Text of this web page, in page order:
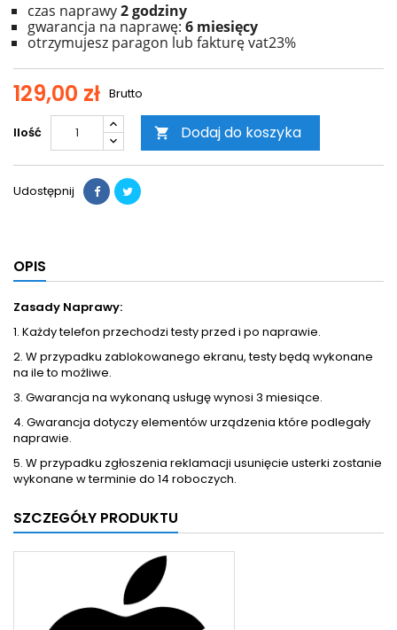
czas naprawy2godziny
gwarancja na naprawę: 6 miesięcy
otrzymujesz paragon lub fakturę vat23%
129,00 zł Brutto
Ilość  Dodaj do koszyka
Udostępnij
OPIS
Zasady Naprawy:
1. Każdy telefon przechodzi testy przed i po naprawie.
2. W przypadku zablokowanego ekranu, testy będą wykonane
na ile to możliwe.
3. Gwarancja na wykonaną usługę wynosi 3 miesiące.
4. Gwarancja dotyczy elementów urządzenia które podlegały
naprawie.
5. W przypadku zgłoszenia reklamacji usunięcie usterki zostanie
wykonane w terminie do 14 roboczych.
SZCZEGÓŁY PRODUKTU